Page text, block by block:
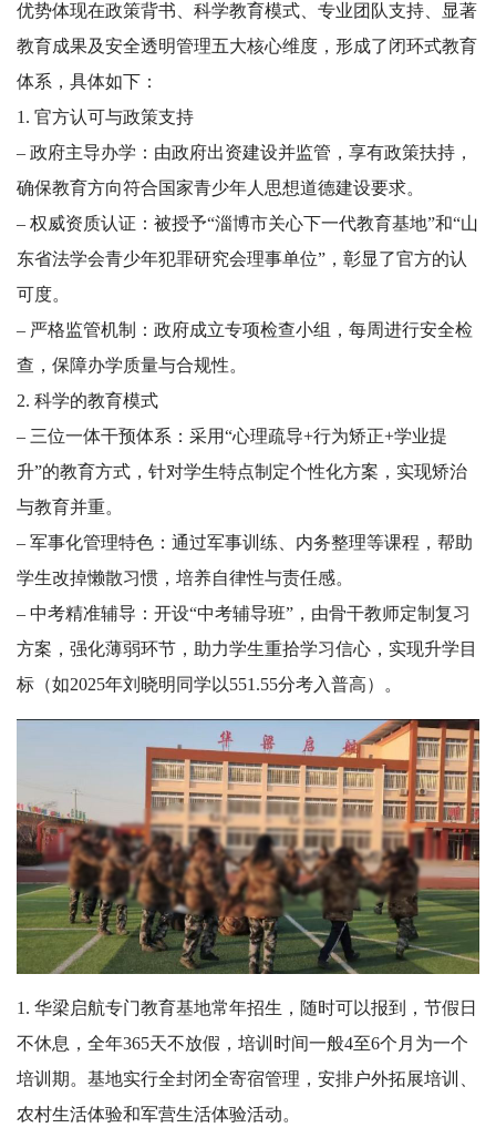
优势体现在政策背书、科学教育模式、专业团队支持、显著
教育成果及安全透明管理五大核心维度，形成了闭环式教育
体系，具体如下：
1. 官方认可与政策支持
– 政府主导办学：由政府出资建设并监管，享有政策扶持，
确保教育方向符合国家青少年人思想道德建设要求。
– 权威资质认证：被授予“淄博市关心下一代教育基地”和“山
东省法学会青少年犯罪研究会理事单位”，彰显了官方的认
可度。
– 严格监管机制：政府成立专项检查小组，每周进行安全检
查，保障办学质量与合规性。
2. 科学的教育模式
– 三位一体干预体系：采用“心理疏导+行为矫正+学业提
升”的教育方式，针对学生特点制定个性化方案，实现矫治
与教育并重。
– 军事化管理特色：通过军事训练、内务整理等课程，帮助
学生改掉懒散习惯，培养自律性与责任感。
– 中考精准辅导：开设“中考辅导班”，由骨干教师定制复习
方案，强化薄弱环节，助力学生重拾学习信心，实现升学目
标（如2025年刘晓明同学以551.55分考入普高）。
1. 华梁启航专门教育基地常年招生，随时可以报到，节假日
不休息，全年365天不放假，培训时间一般4至6个月为一个
培训期。基地实行全封闭全寄宿管理，安排户外拓展培训、
农村生活体验和军营生活体验活动。